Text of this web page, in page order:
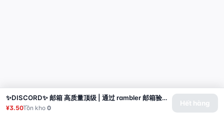
✨DISCORD✨ 邮箱 高质量顶级 | 通过 rambler 邮箱验证 | 姓名为西里尔字母 | 手动注册 | 性别混合 | 注册国家/地区 IP 荷兰
¥3.50Tồn kho0
Hết hàng